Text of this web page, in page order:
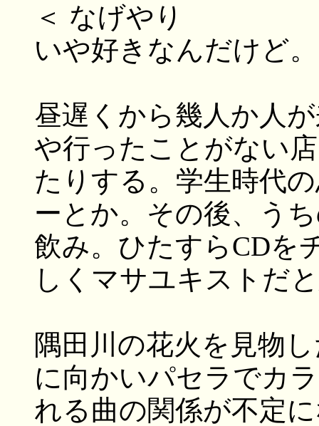
＜ なげやり
いや好きなんだけど。
昼遅くから幾人か人
や行ったことがない
たりする。学生時代
ーとか。その後、う
飲み。ひたすらCDを
しくマサユキストだ
隅田川の花火を見物
に向かいパセラでカ
れる曲の関係が不定